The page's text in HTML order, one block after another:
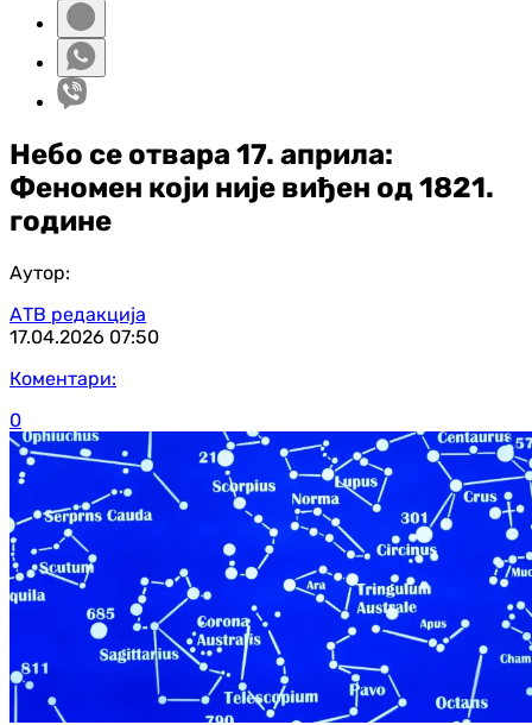
Небо се отвара 17. априла:
Феномен који није виђен од 1821.
године
Аутор:
АТВ редакција
17.04.2026 07:50
Коментари:
0